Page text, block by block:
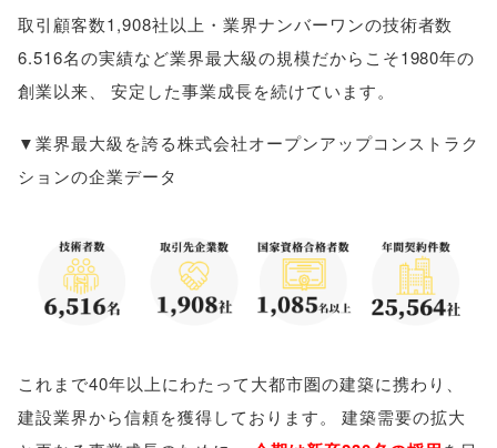
取引顧客数1,908社以上・業界ナンバーワンの技術者数
6.516名の実績など業界最大級の規模だからこそ1980年の
創業以来、 安定した事業成長を続けています。
▼業界最大級を誇る株式会社オープンアップコンストラク
ションの企業データ
これまで40年以上にわたって大都市圏の建築に携わり 、
建設業界から信頼を獲得しております。
建築需要の拡大